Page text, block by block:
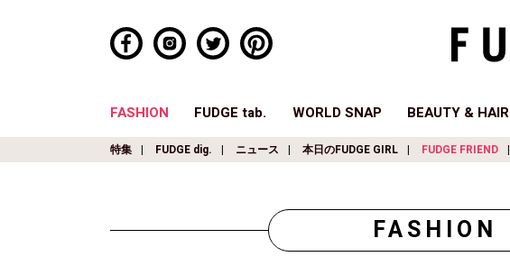
FASHION FUDGE tab. WORLD SNAP BEAUTY & HAIR
特集 FUDGE dig. ニュース 本日のFUDGE GIRL FUDGE FRIEND
FASHION